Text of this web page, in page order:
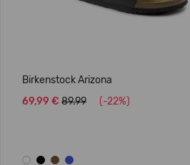
Birkenstock Arizona
69,99 € 89.99 (-22%)